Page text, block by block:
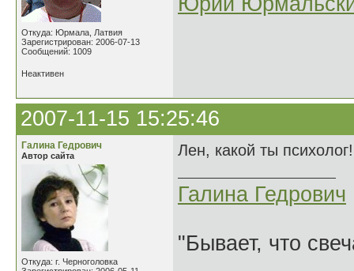
Откуда: Юрмала, Латвия
Зарегистрирован: 2006-07-13
Сообщений: 1009
Неактивен
2007-11-15 15:25:46
Галина Гедрович
Автор сайта
Откуда: г. Черноголовка
Лен, какой ты
Галина Гедрович
"Бывает, что